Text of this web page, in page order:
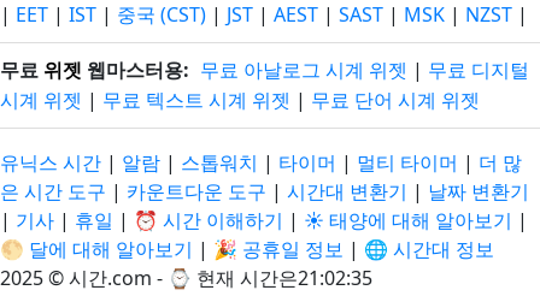
| EET | IST | 중국 (CST) | JST | AEST | SAST | MSK | NZST |
무료 위젯 웹마스터용: 무료 아날로그 시계 위젯 | 무료 디지털
시계 위젯 | 무료 텍스트 시계 위젯 | 무료 단어 시계 위젯
유닉스 시간 | 알람 | 스톱워치 | 타이머 | 멀티 타이머 | 더 많
은 시간 도구 | 카운트다운 도구 | 시간대 변환기 | 날짜 변환기
| 기사 | 휴일 | ⏰ 시간 이해하기 | ☀️ 태양에 대해 알아보기 |
🌕 달에 대해 알아보기 | 🎉 공휴일 정보 | 🌐 시간대 정보
2025 © 시간.com - ⌚ 현재 시간은21:02:35